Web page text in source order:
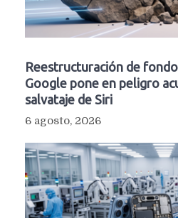
Reestructuración de
Google pone en peligro
salvataje de Siri
6 agosto, 2026